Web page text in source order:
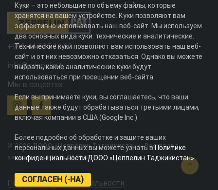
+992 44 625 11 22
info@zeppelin.tj
Мы в соцсетях:
© 2026 ДООО «Цеппелин Таджикистан». Все права
защищены. ИНН - 010082996
Политика конфиденциальности
Куки – это небольшие по объему файлы, которые
хранятся на вашем устройстве. Куки позволяют вам
эффективно использовать наш веб-сайт. Мы используем
два основных вида куки: технические и аналитические.
Технические куки позволяют вам использовать наш веб-
сайт и от них невозможно отказаться. Однако вы можете
выбрать, какие аналитические куки будут
использоваться при посещении веб-сайта.
Если вы принимаете куки, вы соглашаетесь, что ваши
данные также будут обрабатываться третьими лицами,
включая компании в США (Google Inc.).
Более подробно об обработке и защите ваших
персональных данных вы можете узнать вПолитике
конфиденциальности ДООО «Цеппелин Таджикистан».
СОГЛАСЕН (-НА)